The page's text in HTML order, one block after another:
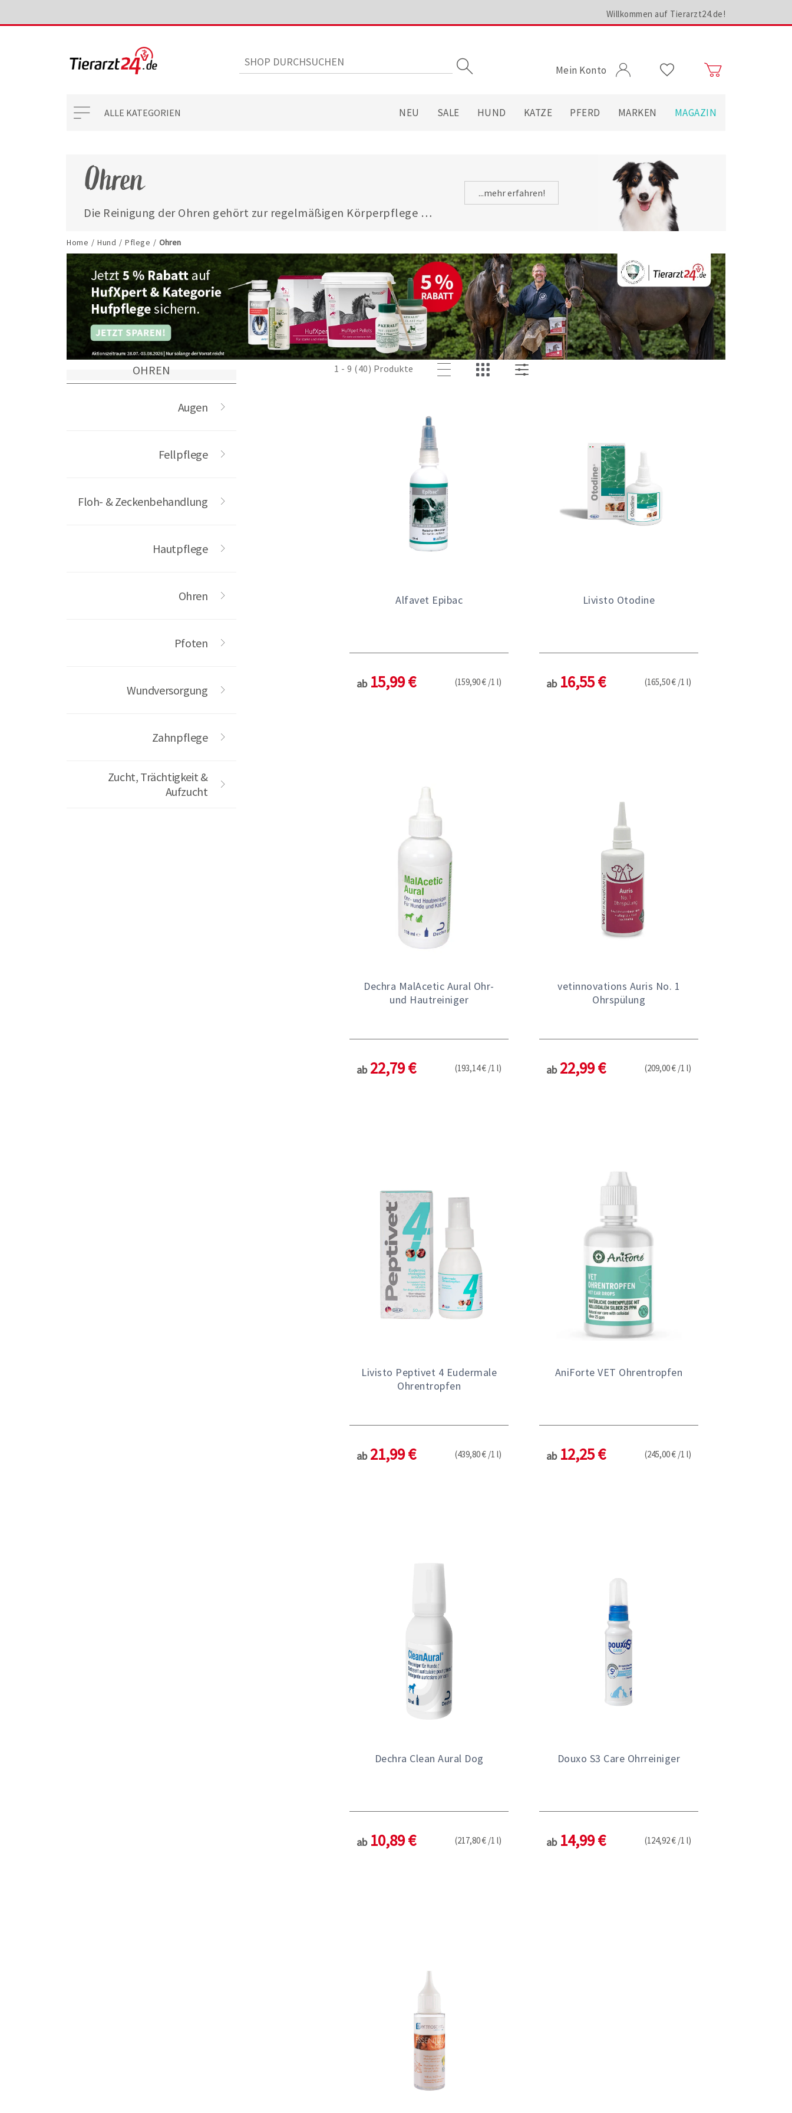
Willkommen auf Tierarzt24.de!
Mein Konto
ALLE KATEGORIEN NEU SALE HUND KATZE PFERD MARKEN MAGAZIN
Home / Hund / Pflege / Ohren
OHREN
Augen
Fellpflege
Floh- & Zeckenbehandlung
Hautpflege
Ohren
Pfoten
Wundversorgung
Zahnpflege
Zucht, Trächtigkeit &
Aufzucht
Ohren
Die Reinigung der Ohren gehört zur regelmäßigen Körperpflege
beugen gleichzeitig einem Parasitenbefall vor. Durchstöbern Sie
unser umfangreiches Sortiment an Ohrenreinigern für Ihren
Vierbeiner.
...mehr erfahren!
1 - 9 (40) Produkte
Alfavet Epibac
ab 15,99 € (159,90 € /1 l)
Livisto Otodine
ab 16,55 € (165,50 € /1 l)
Dechra MalAcetic Aural Ohr-
und Hautreiniger
ab 22,79 € (193,14 € /1 l)
vetinnovations Auris No. 1
Ohrspülung
ab 22,99 € (209,00 € /1 l)
Livisto Peptivet 4 Eudermale
Ohrentropfen
ab 21,99 € (439,80 € /1 l)
AniForte VET Ohrentropfen
ab 12,25 € (245,00 € /1 l)
Dechra Clean Aural Dog
ab 10,89 € (217,80 € /1 l)
Douxo S3 Care Ohrreiniger
ab 14,99 € (124,92 € /1 l)